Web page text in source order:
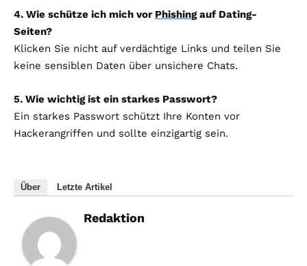
4. Wie schütze ich mich vor Phishingauf Dating-
Seiten?
Klicken Sie nicht auf verdächtige Links und teilen Sie
keine sensiblen Daten über unsichere Chats.
5. Wie wichtig ist ein starkes Passwort?
Ein starkes Passwort schützt Ihre Konten vor
Hackerangriffen und sollte einzigartig sein.
Über Letzte Artikel
Redaktion